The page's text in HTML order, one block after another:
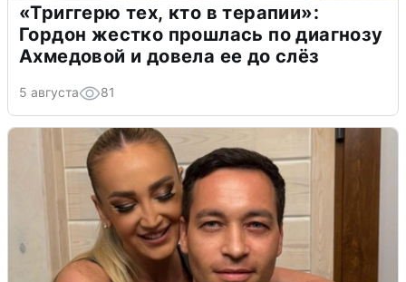
«Триггерю тех, кто в терапии»:
Гордон жестко прошлась по диагнозу
Ахмедовой и довела ее до слёз
5 августа 81